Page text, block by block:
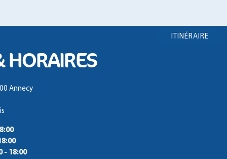
ITINÉRAIRE
HORAIRES
Annecy
- 18:00